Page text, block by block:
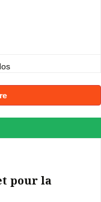
pour la